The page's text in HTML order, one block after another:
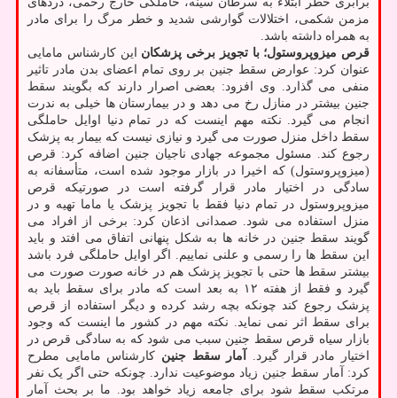
مزمن شکمی، اختلالات گوارشی شدید و خطر مرگ را برای مادر
به همراه داشته باشد.
قرص میزوپروستول؛ با تجویز برخی پزشکان این کارشناس مامایی
عنوان کرد: عوارض سقط جنین بر روی تمام اعضای بدن مادر تاثیر
منفی می گذارد. وی افزود: بعضی اصرار دارند که بگویند سقط
جنین بیشتر در منازل رخ می دهد و در بیمارستان ها خیلی به ندرت
انجام می گیرد. نکته مهم اینست که در تمام دنیا اوایل حاملگی
سقط داخل منزل صورت می گیرد و نیازی نیست که بیمار به پزشک
رجوع کند. مسئول مجموعه جهادی ناجیان جنین اضافه کرد: قرص
(میزوپروستول) که اخیرا در بازار موجود شده است، متأسفانه به
سادگی در اختیار مادر قرار گرفته است در صورتیکه قرص
میزوپروستول در تمام دنیا فقط با تجویز پزشک یا ماما تهیه و در
منزل استفاده می شود. صمدانی اذعان کرد: برخی از افراد می
گویند سقط جنین در خانه ها به شکل پنهانی اتفاق می افتد و باید
این سقط ها را رسمی و علنی نماییم. اگر اوایل حاملگی فرد باشد
بیشتر سقط ها حتی با تجویز پزشک هم در خانه صورت صورت می
گیرد و فقط از هفته ۱۲ به بعد است که مادر برای سقط باید به
پزشک رجوع کند چونکه بچه رشد کرده و دیگر استفاده از قرص
برای سقط اثر نمی نماید. نکته مهم در کشور ما اینست که وجود
بازار سیاه قرص سقط جنین سبب می شود که به سادگی قرص در
اختیار مادر قرار گیرد.
آمار سقط جنین کارشناس مامایی مطرح
کرد: آمار سقط جنین زیاد موضوعیت ندارد. چونکه حتی اگر یک نفر
مرتکب سقط شود برای جامعه زیاد خواهد بود. ما بر بحث آمار